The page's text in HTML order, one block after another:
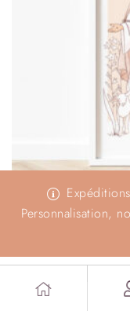
Personnalisation,
Affiche Notre Père